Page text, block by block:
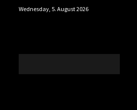
Wednesday, 5. August 2026